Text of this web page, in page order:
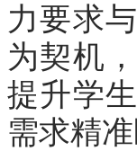
力要求
为契机
提升学
需求精